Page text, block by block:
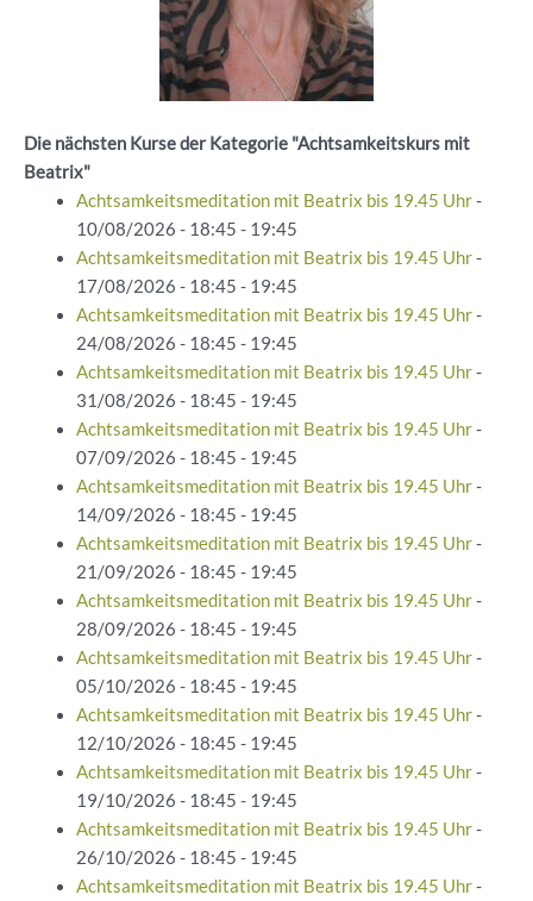
Die nächsten Kurse der Kategorie "Achtsamkeitskurs mit
Beatrix"
Achtsamkeitsmeditation mit Beatrix bis 19.45 Uhr-
10/08/2026 - 18:45 - 19:45
Achtsamkeitsmeditation mit Beatrix bis 19.45 Uhr-
17/08/2026 - 18:45 - 19:45
Achtsamkeitsmeditation mit Beatrix bis 19.45 Uhr-
24/08/2026 - 18:45 - 19:45
Achtsamkeitsmeditation mit Beatrix bis 19.45 Uhr-
31/08/2026 - 18:45 - 19:45
Achtsamkeitsmeditation mit Beatrix bis 19.45 Uhr-
07/09/2026 - 18:45 - 19:45
Achtsamkeitsmeditation mit Beatrix bis 19.45 Uhr-
14/09/2026 - 18:45 - 19:45
Achtsamkeitsmeditation mit Beatrix bis 19.45 Uhr-
21/09/2026 - 18:45 - 19:45
Achtsamkeitsmeditation mit Beatrix bis 19.45 Uhr-
28/09/2026 - 18:45 - 19:45
Achtsamkeitsmeditation mit Beatrix bis 19.45 Uhr-
05/10/2026 - 18:45 - 19:45
Achtsamkeitsmeditation mit Beatrix bis 19.45 Uhr-
12/10/2026 - 18:45 - 19:45
Achtsamkeitsmeditation mit Beatrix bis 19.45 Uhr-
19/10/2026 - 18:45 - 19:45
Achtsamkeitsmeditation mit Beatrix bis 19.45 Uhr-
26/10/2026 - 18:45 - 19:45
Achtsamkeitsmeditation mit Beatrix bis 19.45 Uhr-